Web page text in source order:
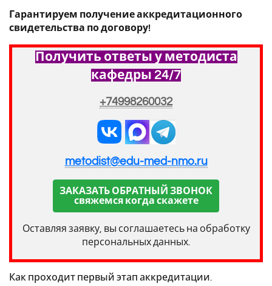
Гарантируем получение аккредитационного
свидетельства по договору!
Получить ответы у методиста
кафедры 24/7
+74998260032
metodist@edu-med-nmo.ru
ЗАКАЗАТЬ ОБРАТНЫЙ ЗВОНОК
свяжемся когда скажете
Оставляя заявку, вы соглашаетесь на обработку
персональных данных.
Как проходит первый этап аккредитации.